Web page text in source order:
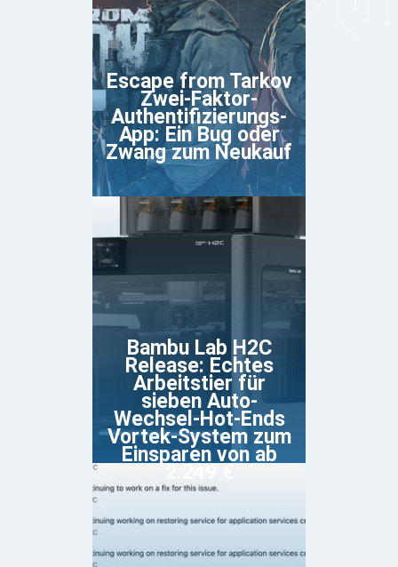
Escape from Tarkov
Zwei-Faktor-
Authentifizierungs-
App: Ein Bug oder
Zwang zum Neukauf
Bambu Lab H2C
Release: Echtes
Arbeitstier für
sieben Auto-
Wechsel-Hot-Ends
Vortek-System zum
Einsparen von ab